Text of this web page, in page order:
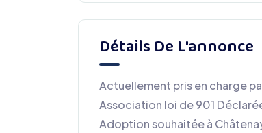
Détails De L'annonce
Actuellement pris en charge
Association loi de 901
Adoption souhaitée à